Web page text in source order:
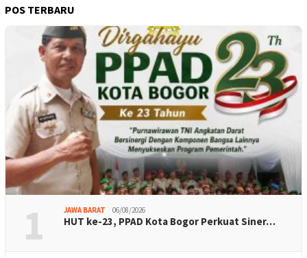
POS TERBARU
1 JAWA BARAT 06/08/2026
HUT ke-23, PPAD Kota Bogor Perkuat Siner…